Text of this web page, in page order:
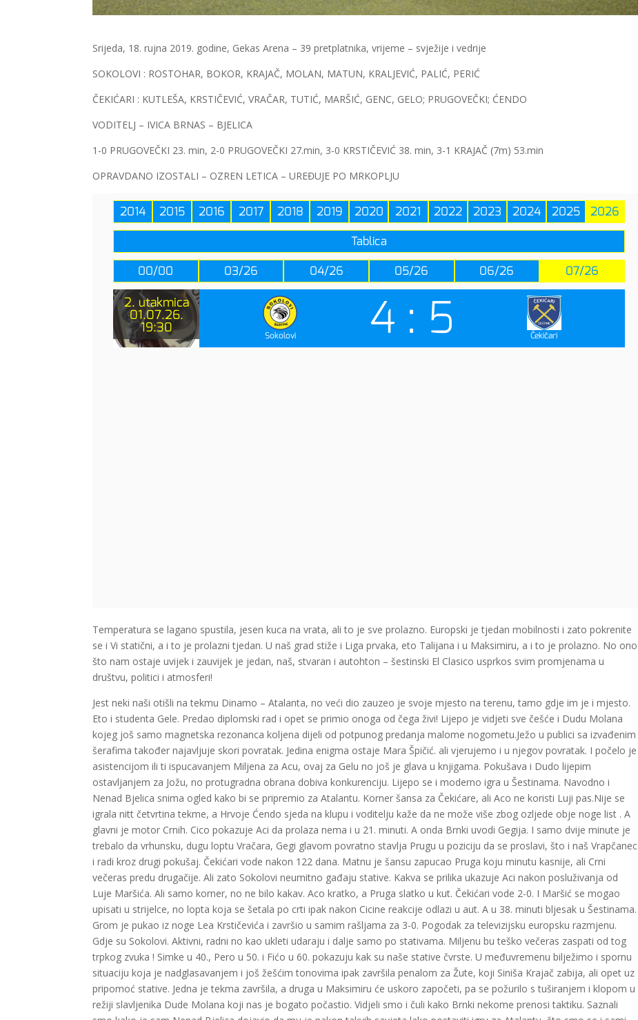
Srijeda, 18. rujna 2019. godine, Gekas Arena – 39 pretplatnika, vrijeme – svježije i vedrije
SOKOLOVI : ROSTOHAR, BOKOR, KRAJAČ, MOLAN, MATUN, KRALJEVIĆ, PALIĆ, PERIĆ
ČEKIĆARI : KUTLEŠA, KRSTIČEVIĆ, VRAČAR, TUTIĆ, MARŠIĆ, GENC, GELO; PRUGOVEČKI; ĆENDO
VODITELJ – IVICA BRNAS – BJELICA
1-0 PRUGOVEČKI 23. min, 2-0 PRUGOVEČKI 27.min, 3-0 KRSTIČEVIĆ 38. min, 3-1 KRAJAČ (7m) 53.min
OPRAVDANO IZOSTALI – OZREN LETICA – UREĐUJE PO MRKOPLJU
Temperatura se lagano spustila, jesen kuca na vrata, ali to je sve prolazno. Europski je tjedan mobilnosti i zato pokrenite
se i Vi statični, a i to je prolazni tjedan. U naš grad stiže i Liga prvaka, eto Talijana i u Maksimiru, a i to je prolazno. No ono
što nam ostaje uvijek i zauvijek je jedan, naš, stvaran i autohton – šestinski El Clasico usprkos svim promjenama u
društvu, politici i atmosferi!
Jest neki naši otišli na tekmu Dinamo – Atalanta, no veći dio zauzeo je svoje mjesto na terenu, tamo gdje im je i mjesto.
Eto i studenta Gele. Predao diplomski rad i opet se primio onoga od čega živi! Lijepo je vidjeti sve češće i Dudu Molana
kojeg još samo magnetska rezonanca koljena dijeli od potpunog predanja malome nogometu.Ježo u publici sa izvađenim
šerafima također najavljuje skori povratak. Jedina enigma ostaje Mara Špičić. ali vjerujemo i u njegov povratak. I počelo je
asistencijom ili ti ispucavanjem Miljena za Acu, ovaj za Gelu no još je glava u knjigama. Pokušava i Dudo lijepim
ostavljanjem za Jožu, no protugradna obrana dobiva konkurenciju. Lijepo se i moderno igra u Šestinama. Navodno i
Nenad Bjelica snima ogled kako bi se pripremio za Atalantu. Korner šansa za Čekićare, ali Aco ne koristi Luji pas.Nije se
igrala nitt četvrtina tekme, a Hrvoje Ćendo sjeda na klupu i voditelju kaže da ne može više zbog ozljede obje noge list . A
glavni je motor Crnih. Cico pokazuje Aci da prolaza nema i u 21. minuti. A onda Brnki uvodi Gegija. I samo dvije minute je
trebalo da vrhunsku, dugu loptu Vračara, Gegi glavom povratno stavlja Prugu u poziciju da se proslavi, što i naš Vrapčanec
i radi kroz drugi pokušaj. Čekićari vode nakon 122 dana. Matnu je šansu zapucao Pruga koju minutu kasnije, ali Crni
večeras predu drugačije. Ali zato Sokolovi neumitno gađaju stative. Kakva se prilika ukazuje Aci nakon posluživanja od
Luje Maršića. Ali samo korner, no ne bilo kakav. Aco kratko, a Pruga slatko u kut. Čekićari vode 2-0. I Maršić se mogao
upisati u strijelce, no lopta koja se šetala po crti ipak nakon Cicine reakcije odlazi u aut. A u 38. minuti bljesak u Šestinama.
Grom je pukao iz noge Lea Krstičevića i završio u samim rašljama za 3-0. Pogodak za televizijsku europsku razmjenu.
Gdje su Sokolovi. Aktivni, radni no kao ukleti udaraju i dalje samo po stativama. Miljenu bu teško večeras zaspati od tog
trpkog zvuka ! Simke u 40., Pero u 50. i Fićo u 60. pokazuju kak su naše stative čvrste. U međuvremenu bilježimo i spornu
situaciju koja je nadglasavanjem i još žešćim tonovima ipak završila penalom za Žute, koji Siniša Krajač zabija, ali opet uz
pripomoć stative. Jedna je tekma završila, a druga u Maksimiru će uskoro započeti, pa se požurilo s tuširanjem i klopom u
režiji slavljenika Dude Molana koji nas je bogato počastio. Vidjeli smo i čuli kako Brnki nekome prenosi taktiku. Saznali